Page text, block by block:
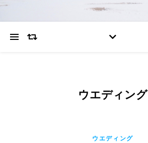
ウエディング
ウエディング